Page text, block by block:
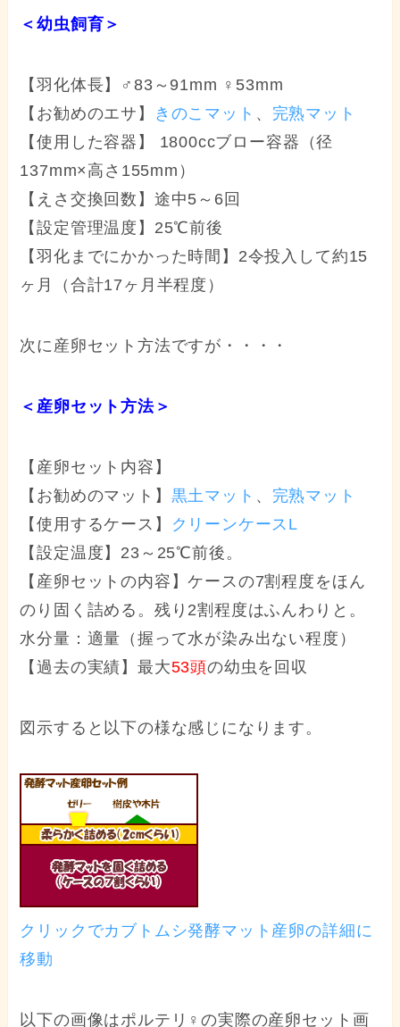
＜幼虫飼育＞
【羽化体長】♂83～91mm ♀53mm
【お勧めのエサ】
きのこマット 、 完熟マット
【使用した容器】 1800ccブロー容器（径
137mm×高さ155mm）
【えさ交換回数】途中5～6回
【設定管理温度】25℃前後
【羽化までにかかった時間】2令投入して約15
ヶ月（合計17ヶ月半程度）
次に産卵セット方法ですが・・・・
＜産卵セット方法＞
【産卵セット内容】
【お勧めのマット】 黒土マット 、 完熟マット
【使用するケース】
クリーンケースL
【設定温度】23～25℃前後。
【産卵セットの内容】ケースの7割程度をほん
のり固く詰める。残り2割程度はふんわりと。
水分量：適量（握って水が染み出ない程度）
【過去の実績】最大53頭の幼虫を回収
図示すると以下の様な感じになります。
クリックでカブトムシ発酵マット産卵の詳細に
移動
以下の画像はポルテリ♀の実際の産卵セット画